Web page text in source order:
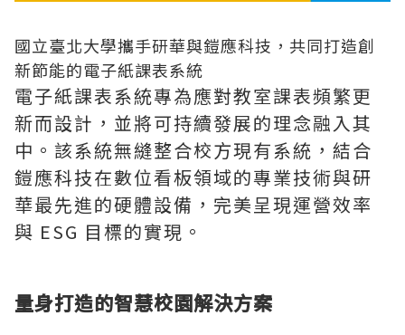
國立臺北大學攜手研華與鎧應科技，共同打造創
新節能的電子紙課表系統
電子紙課表系統專為應對教室課表頻繁更
新而設計，並將可持續發展的理念融入其
中。該系統無縫整合校方現有系統，結合
鎧應科技在數位看板領域的專業技術與研
華最先進的硬體設備，完美呈現運營效率
與 ESG 目標的實現。
量身打造的智慧校園解決方案